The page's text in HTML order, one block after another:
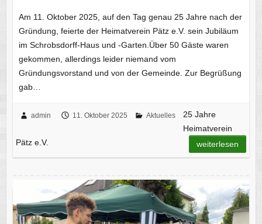
Am 11. Oktober 2025, auf den Tag genau 25 Jahre nach der
Gründung, feierte der Heimatverein Pätz e.V. sein Jubiläum
im Schrobsdorff-Haus und -Garten.Über 50 Gäste waren
gekommen, allerdings leider niemand vom
Gründungsvorstand und von der Gemeinde. Zur Begrüßung
gab…
admin 11. Oktober 2025 Aktuelles
25 Jahre
Heimatverein
Pätz e.V.
weiterlesen
Kram & Krempel – Trödel auf der Pätzer Dorfaue